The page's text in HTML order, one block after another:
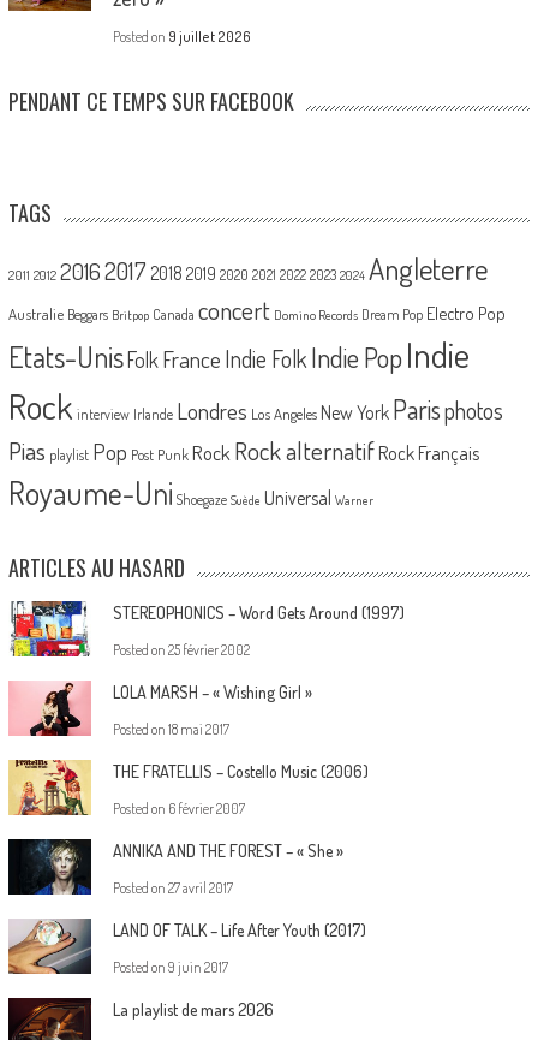
Posted on 9 juillet 2026
PENDANT CE TEMPS SUR FACEBOOK
TAGS
2011 2012 20162017 2018 2019 2020 2021 2022 2023 2024 Angleterre
Australie Beggars Britpop Canada concert Domino Records Dream Pop Electro Pop
Etats-UnisFolk France Indie Folk Indie PopIndie
Rock interview Irlande Londres Los Angeles New York Parisphotos
Pias playlist Pop Post Punk Rock Rock alternatif Rock Français
Royaume-Uni Shoegaze Suède Universal Warner
ARTICLES AU HASARD
STEREOPHONICS – Word Gets Around (1997)
Posted on 25 février 2002
LOLA MARSH – « Wishing Girl »
Posted on 18 mai 2017
THE FRATELLIS – Costello Music (2006)
Posted on 6 février 2007
ANNIKA AND THE FOREST – « She »
Posted on 27 avril 2017
LAND OF TALK – Life After Youth (2017)
Posted on 9 juin 2017
La playlist de mars 2026